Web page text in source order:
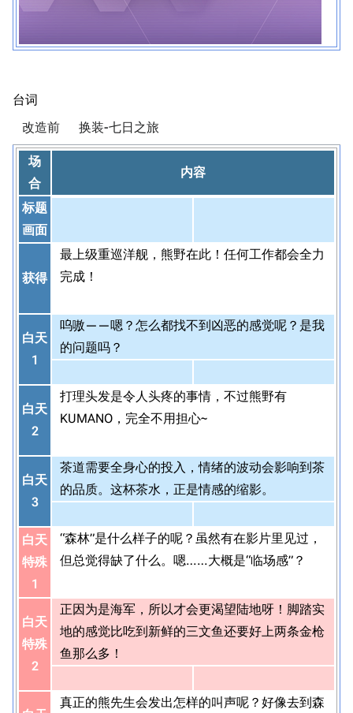
台词
改造前 换装-七日之旅
场
合
内容
标题
画面
获得
最上级重巡洋舰，熊野在此！任何工作都会全力
完成！
白天
1
呜嗷——嗯？怎么都找不到凶恶的感觉呢？是我
的问题吗？
白天
2
打理头发是令人头疼的事情，不过熊野有
KUMANO，完全不用担心~
白天
3
茶道需要全身心的投入，情绪的波动会影响到茶
的品质。这杯茶水，正是情感的缩影。
白天
特殊
1
“森林”是什么样子的呢？虽然有在影片里见过，
但总觉得缺了什么。嗯……大概是“临场感”？
白天
特殊
2
正因为是海军，所以才会更渴望陆地呀！脚踏实
地的感觉比吃到新鲜的三文鱼还要好上两条金枪
鱼那么多！
真正的熊先生会发出怎样的叫声呢？好像去到森